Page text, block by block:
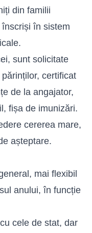
din familii
în sistem
sunt solicitate
certificat
de la angajator,
fișa de imunizări.
cererea mare,
așteptare.
mai flexibil
anului, în funcție
cele de stat, dar